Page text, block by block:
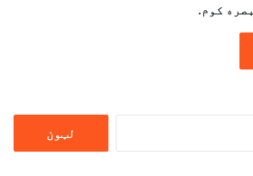
کوم.